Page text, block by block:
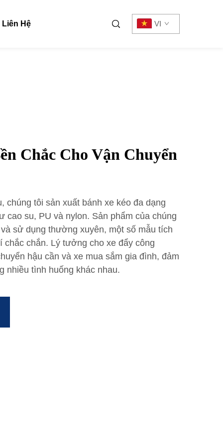
Liên Hệ VI
Chắc Cho Vận Chuyển
chúng tôi sản xuất bánh xe kéo đa dạng
cao su, PU và nylon. Sản phẩm của chúng
sử dụng thường xuyên, một số mẫu tích
chắc chắn. Lý tưởng cho xe đẩy công
hậu cần và xe mua sắm gia đình, đảm
nhiều tình huống khác nhau.